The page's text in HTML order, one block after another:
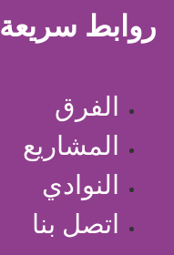
روابط سريعة
الفرق
المشاريع
النوادي
اتصل بنا